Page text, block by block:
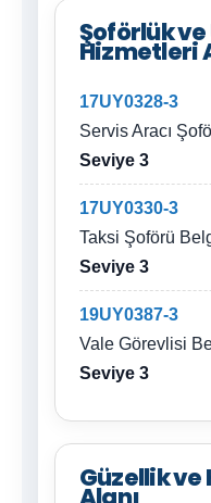
Şoförlük ve
Hizmetleri
17UY0328-3
Servis Aracı
Seviye 3
17UY0330-3
Taksi Şoförü
Seviye 3
19UY0387-3
Vale Görevlisi
Seviye 3
Güzellik ve
Alanı